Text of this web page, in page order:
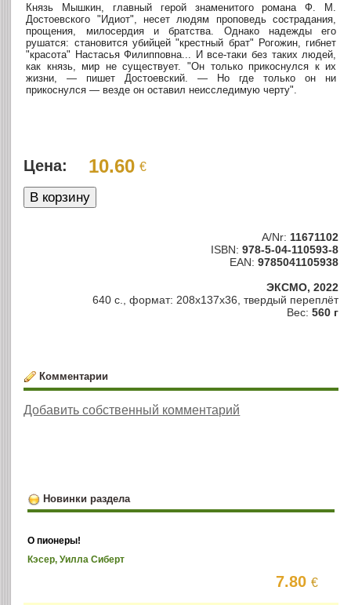
Князь Мышкин, главный герой знаменитого романа Ф. М.
Достоевского "Идиот", несет людям проповедь сострадания,
прощения, милосердия и братства. Однако надежды его
рушатся: становится убийцей "крестный брат" Рогожин, гибнет
"красота" Настасья Филипповна... И все-таки без таких людей,
как князь, мир не существует. "Он только прикоснулся к их
жизни, — пишет Достоевский. — Но где только он ни
прикоснулся — везде он оставил неисследимую черту".
Цена: 10.60 €
A/Nr: 11671102
ISBN: 978-5-04-110593-8
EAN: 9785041105938
ЭКСМО, 2022
640 с., формат: 208x137x36, твердый переплёт
Вес: 560 г
Комментарии
Добавить собственный комментарий
Новинки раздела
О пионеры!
Кэсер, Уилла Сиберт
7.80€